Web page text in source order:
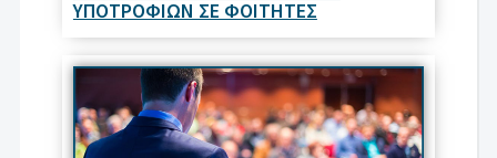
ΥΠΟΤΡΟΦΙΩΝ ΣΕ ΦΟΙΤΗΤΕΣ